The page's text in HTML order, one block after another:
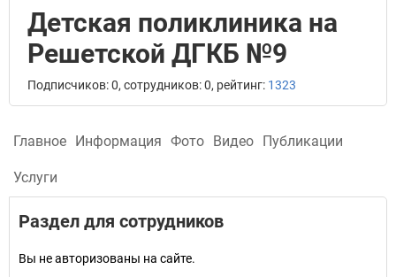
Детская поликлиника на
Решетской ДГКБ №9
Подписчиков: 0, сотрудников: 0, рейтинг: 1323
Главное Информация Фото Видео Публикации
Услуги
Раздел для сотрудников
Вы не авторизованы на сайте.